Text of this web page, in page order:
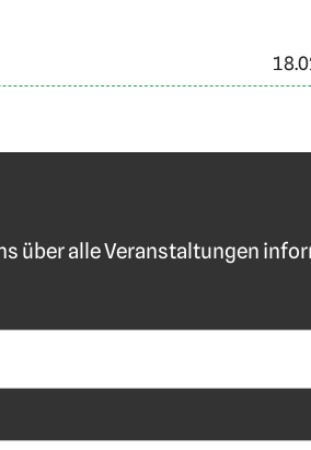
über alle Veranstaltungen